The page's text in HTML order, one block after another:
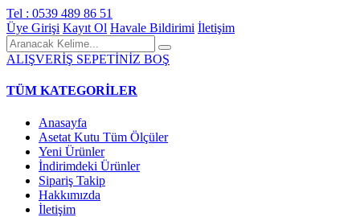
Tel : 0539 489 86 51
Üye Girişi Kayıt Ol Havale Bildirimi İletişim
ALIŞVERİŞ SEPETİNİZ BOŞ
TÜM KATEGORİLER
Anasayfa
Asetat Kutu Tüm Ölçüler
Yeni Ürünler
İndirimdeki Ürünler
Sipariş Takip
Hakkımızda
İletişim